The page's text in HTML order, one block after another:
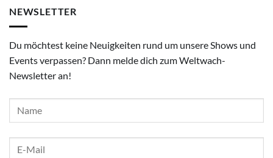
NEWSLETTER
Du möchtest keine Neuigkeiten rund um unsere Shows und
Events verpassen? Dann melde dich zum Weltwach-
Newsletter an!